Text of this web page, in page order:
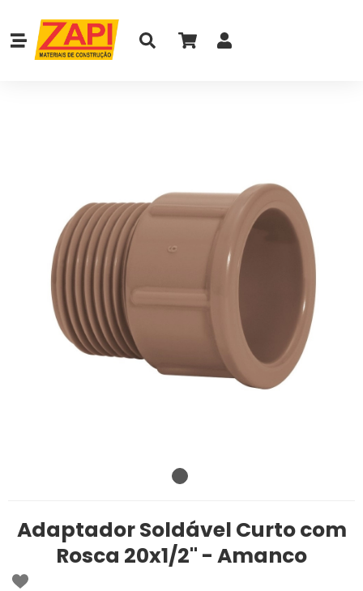
Adaptador Soldável Curto com
Rosca 20x1/2'' - Amanco